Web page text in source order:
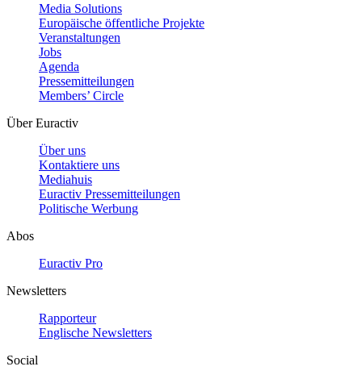
Media Solutions
Europäische öffentliche Projekte
Veranstaltungen
Jobs
Agenda
Pressemitteilungen
Members’ Circle
Über Euractiv
Über uns
Kontaktiere uns
Mediahuis
Euractiv Pressemitteilungen
Politische Werbung
Abos
Euractiv Pro
Newsletters
Rapporteur
Englische Newsletters
Social